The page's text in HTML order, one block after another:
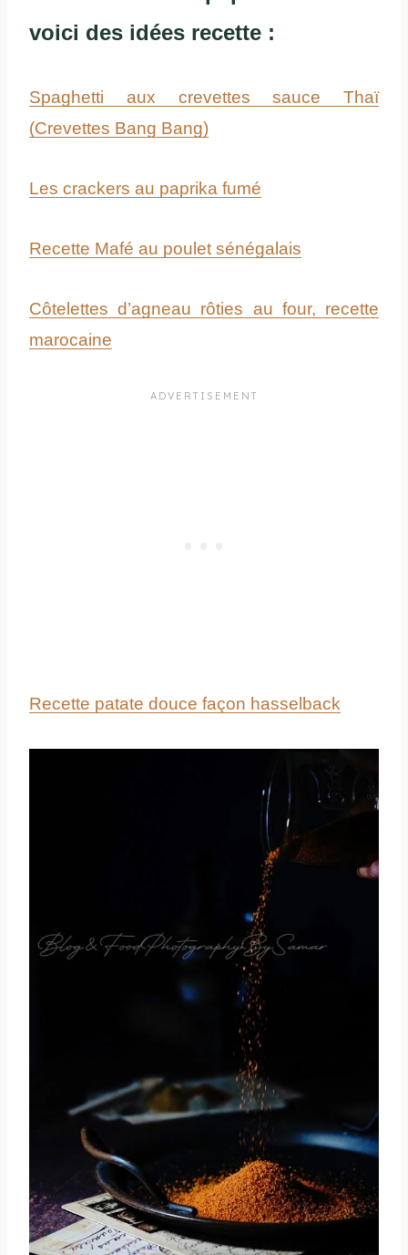
voici des idées recette :
Spaghetti aux crevettes sauce Thaï
(Crevettes Bang Bang)
Les crackers au paprika fumé
Recette Mafé au poulet sénégalais
Côtelettes d’agneau rôties au four, recette
marocaine
Recette patate douce façon hasselback